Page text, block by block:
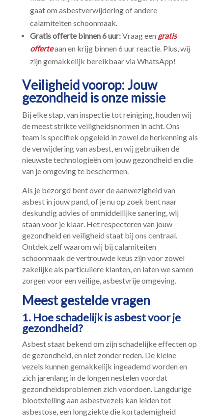
gaat om asbestverwijdering of andere
calamiteiten schoonmaak.​
Gratis offerte binnen 6 uur:Vraag een gratis
offerteaan en krijg binnen 6 uur reactie.​ Plus, wij
zijn gemakkelijk bereikbaar via WhatsApp!
Veiligheid voorop: Jouw
gezondheid is onze missie
Bij elke stap, van inspectie tot reiniging, houden wij
de meest strikte veiligheidsnormen in acht.​ Ons
team is specifiek opgeleid in zowel de herkenning als
de verwijdering van asbest, en wij gebruiken de
nieuwste technologieën om jouw gezondheid en die
van je omgeving te beschermen.​
Als je bezorgd bent over de aanwezigheid van
asbest in jouw pand, of je nu op zoek bent naar
deskundig advies of onmiddellijke sanering, wij
staan voor je klaar.​ Het respecteren van jouw
gezondheid en veiligheid staat bij ons centraal.​
Ontdek zelf waarom wij bij calamiteiten
schoonmaak de vertrouwde keus zijn voor zowel
zakelijke als particuliere klanten, en laten we samen
zorgen voor een veilige, asbestvrije omgeving.​
Meest gestelde vragen
1.​ Hoe schadelijk is asbest voor je
gezondheid?
Asbest staat bekend om zijn schadelijke effecten op
de gezondheid, en niet zonder reden.​ De kleine
vezels kunnen gemakkelijk ingeademd worden en
zich jarenlang in de longen nestelen voordat
gezondheidsproblemen zich voordoen.​ Langdurige
blootstelling aan asbestvezels kan leiden tot
asbestose, een longziekte die kortademigheid